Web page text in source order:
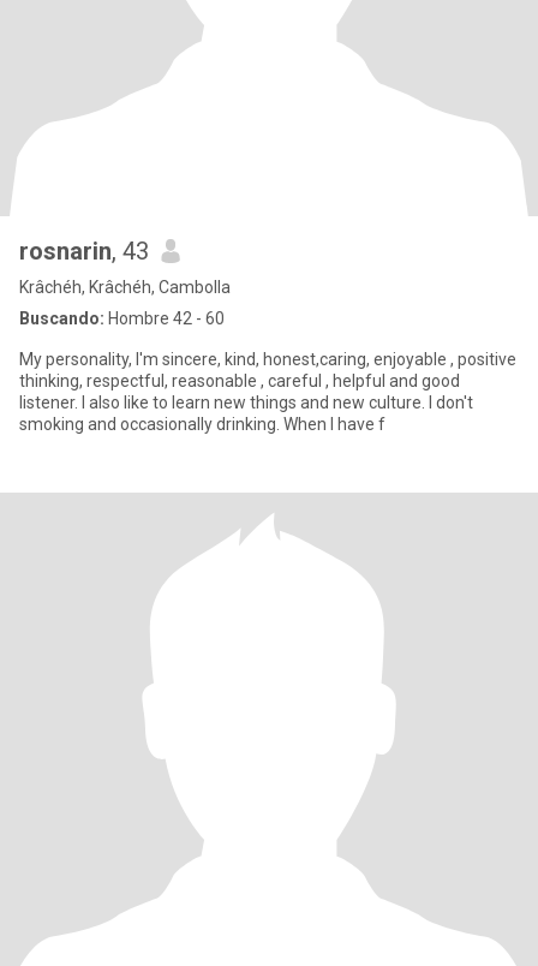
rosnarin, 43
Krâchéh, Krâchéh, Cambolla
Buscando: Hombre 42 - 60
My personality, I'm sincere, kind, honest,caring, enjoyable , positive
thinking, respectful, reasonable , careful , helpful and good
listener. I also like to learn new things and new culture. I don't
smoking and occasionally drinking. When I have f